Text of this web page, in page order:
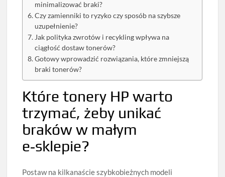
minimalizować braki?
Czy zamienniki to ryzyko czy sposób na szybsze
uzupełnienie?
Jak polityka zwrotów i recykling wpływa na
ciągłość dostaw tonerów?
Gotowy wprowadzić rozwiązania, które zmniejszą
braki tonerów?
Które tonery HP warto
trzymać, żeby unikać
braków w małym
e‑sklepie?
Postaw na kilkanaście szybkobieżnych modeli